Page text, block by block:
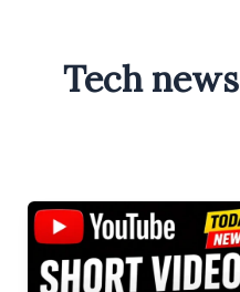
Tech news